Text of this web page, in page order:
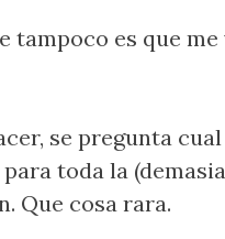
tampoco es que
se pregunta
toda la
Que cosa rara.